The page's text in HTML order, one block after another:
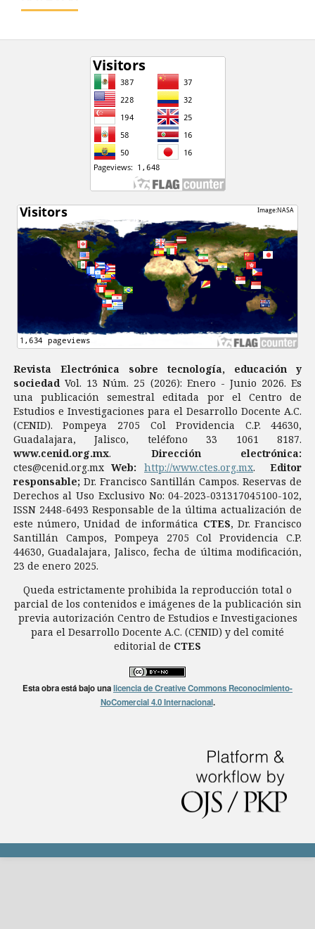
Revista Electrónica sobre tecnología, educación y
sociedad Vol. 13 Núm. 25 (2026): Enero - Junio 2026. Es
una publicación semestral editada por el Centro de
Estudios e Investigaciones para el Desarrollo Docente A.C.
(CENID). Pompeya 2705 Col Providencia C.P. 44630,
Guadalajara, Jalisco, teléfono 33 1061 8187.
www.cenid.org.mx. Dirección electrónica:
ctes@cenid.org.mxWeb: http://www.ctes.org.mx. Editor
responsable; Dr. Francisco Santillán Campos. Reservas de
Derechos al Uso Exclusivo No: 04-2023-031317045100-102,
ISSN 2448-6493 Responsable de la última actualización de
este número, Unidad de informática CTES, Dr. Francisco
Santillán Campos, Pompeya 2705 Col Providencia C.P.
44630, Guadalajara, Jalisco, fecha de última modificación,
23 de enero 2025.
Queda estrictamente prohibida la reproducción total o
parcial de los contenidos e imágenes de la publicación sin
previa autorización Centro de Estudios e Investigaciones
para el Desarrollo Docente A.C. (CENID) y del comité
editorial de CTES
Esta obra está bajo unalicencia de Creative Commons Reconocimiento-
NoComercial 4.0 Internacional.